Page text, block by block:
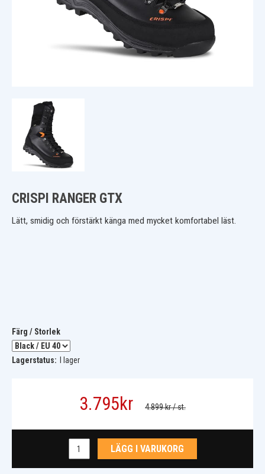
CRISPI RANGER GTX
Lätt, smidig och förstärkt känga med mycket komfortabel läst.
Färg / Storlek
Lagerstatus: I lager
3.795kr 4.899 kr/ st.
LÄGG I VARUKORG